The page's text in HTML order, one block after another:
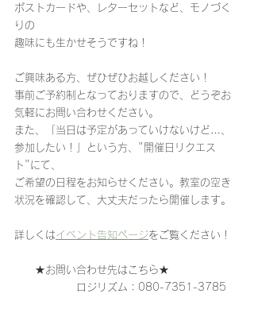
ポストカードや、レターセットなど、モノづく
りの
趣味にも生かせそうですね！
ご興味ある方、ぜひぜひお越しください！
事前ご予約制となっておりますので、どうぞお
気軽にお問い合わせください。
また、「当日は予定があっていけないけど…、
参加したい！」という方、"開催日リクエス
ト"にて、
ご希望の日程をお知らせください。教室の空き
状況を確認して、大丈夫だったら開催します。
詳しくはイベント告知ページをご覧ください！
★お問い合わせ先はこちら★
ロジリズム：080-7351-3785